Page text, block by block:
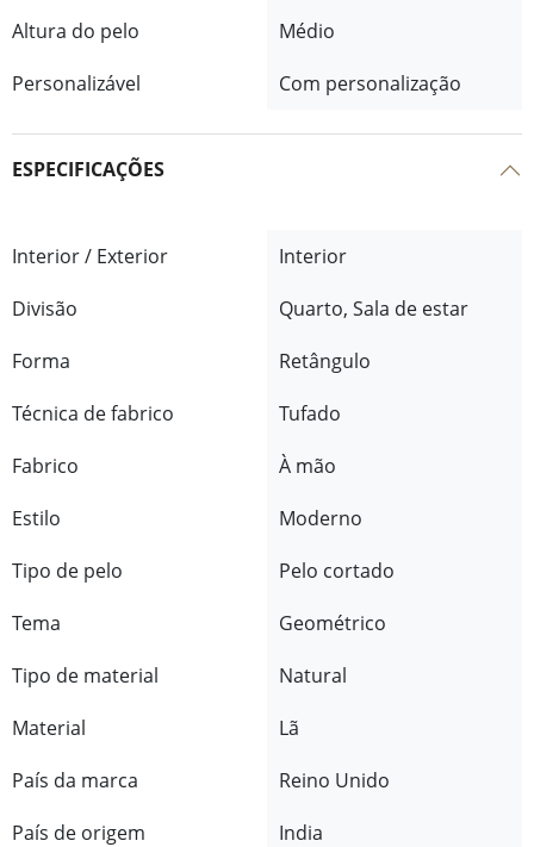
Altura do pelo
Médio
Personalizável
Com personalização
ESPECIFICAÇÕES
Interior / Exterior
Interior
Divisão
Quarto, Sala de estar
Forma
Retângulo
Técnica de fabrico
Tufado
Fabrico
À mão
Estilo
Moderno
Tipo de pelo
Pelo cortado
Tema
Geométrico
Tipo de material
Natural
Material
Lã
País da marca
Reino Unido
País de origem
India